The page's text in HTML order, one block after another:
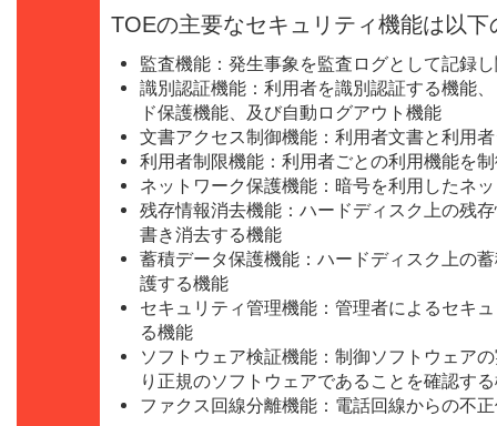
TOEの主要なセキュリティ機能は以下
監査機能：発生事象を監査ログとして記録
識別認証機能：利用者を識別認証する機能
ド保護機能、及び自動ログアウト機能
文書アクセス制御機能：利用者文書と利用
利用者制限機能：利用者ごとの利用機能を
ネットワーク保護機能：暗号を利用したネ
残存情報消去機能：ハードディスク上の残
書き消去する機能
蓄積データ保護機能：ハードディスク上の
護する機能
セキュリティ管理機能：管理者によるセキ
る機能
ソフトウェア検証機能：制御ソフトウェア
り正規のソフトウェアであることを確認す
ファクス回線分離機能：電話回線からの不